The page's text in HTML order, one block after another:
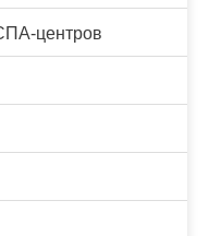
центров